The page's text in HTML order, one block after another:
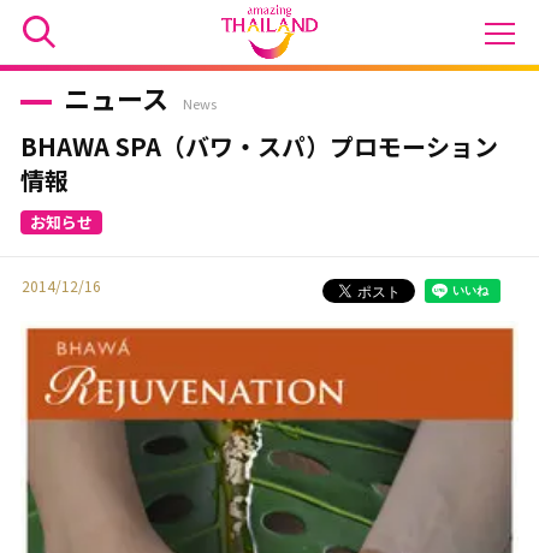
ニュース News
BHAWA SPA（バワ・スパ）プロモーション
情報
2014/12/16